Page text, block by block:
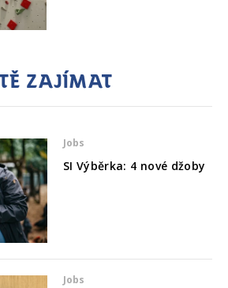
zajímat
Jobs
SI Výběrka: 4 nové džoby
Jobs